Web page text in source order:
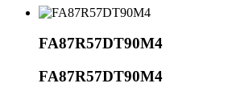
FA87R57DT90M4
FA87R57DT90M4